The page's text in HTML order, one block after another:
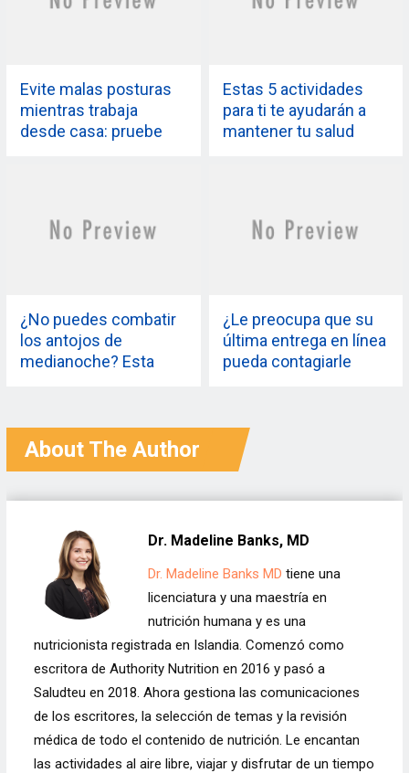
Evite malas posturas
mientras trabaja
desde casa: pruebe
Estas 5 actividades
para ti te ayudarán a
mantener tu salud
¿No puedes combatir
los antojos de
medianoche? Esta
por la noche
¿Le preocupa que su
última entrega en línea
pueda contagiarle
médicos y relájate.
About The Author
Dr. Madeline Banks, MD
Dr. Madeline Banks MD tiene una
licenciatura y una maestría en
nutrición humana y es una
nutricionista registrada en Islandia. Comenzó como
escritora de Authority Nutrition en 2016 y pasó a
Saludteu en 2018. Ahora gestiona las comunicaciones
de los escritores, la selección de temas y la revisión
médica de todo el contenido de nutrición. Le encantan
las actividades al aire libre, viajar y disfrutar de un tiempo